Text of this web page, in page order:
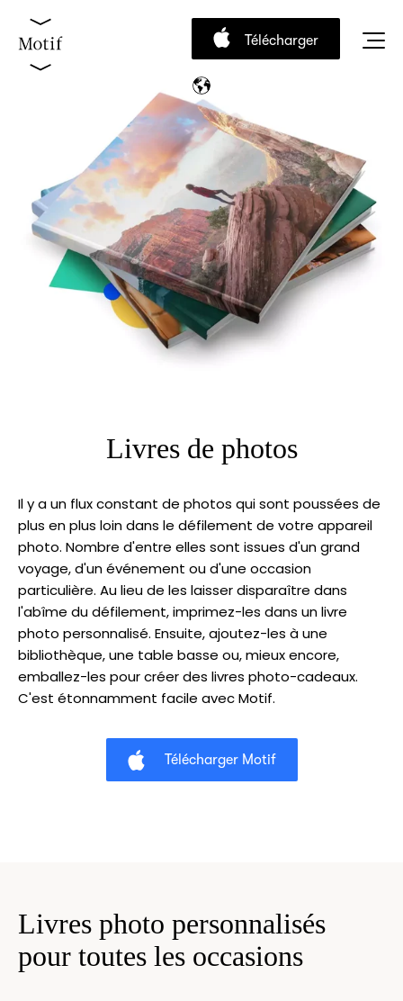
Télécharger
Livres de photos
Il y a un flux constant de photos qui sont poussées de
plus en plus loin dans le défilement de votre appareil
photo. Nombre d'entre elles sont issues d'un grand
voyage, d'un événement ou d'une occasion
particulière. Au lieu de les laisser disparaître dans
l'abîme du défilement, imprimez-les dans un livre
photo personnalisé. Ensuite, ajoutez-les à une
bibliothèque, une table basse ou, mieux encore,
emballez-les pour créer des livres photo-cadeaux.
C'est étonnamment facile avec Motif.
Télécharger Motif
Livres photo personnalisés
pour toutes les occasions